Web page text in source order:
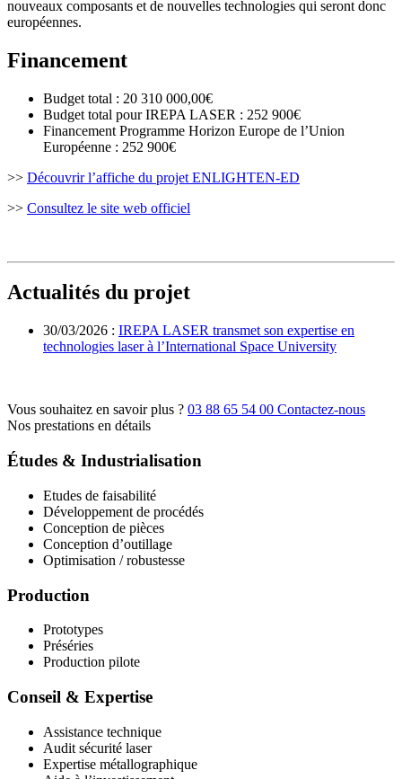
nouveaux composants et de nouvelles technologies qui seront donc
européennes.
Financement
Budget total : 20 310 000,00€
Budget total pour IREPA LASER : 252 900€
Financement Programme Horizon Europe de l’Union
Européenne : 252 900€
>> Découvrir l’affiche du projet ENLIGHTEN-ED
>> Consultez le site web officiel
Actualités du projet
30/03/2026 : IREPA LASER transmet son expertise en
technologies laser à l’International Space University
Vous souhaitez en savoir plus ? 03 88 65 54 00 Contactez-nous
Nos prestations en détails
Études & Industrialisation
Etudes de faisabilité
Développement de procédés
Conception de pièces
Conception d’outillage
Optimisation / robustesse
Production
Prototypes
Préséries
Production pilote
Conseil & Expertise
Assistance technique
Audit sécurité laser
Expertise métallographique